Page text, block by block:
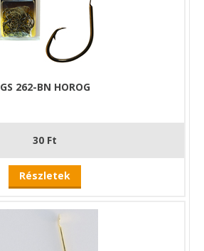
GS 262-BN HOROG
30 Ft
Részletek